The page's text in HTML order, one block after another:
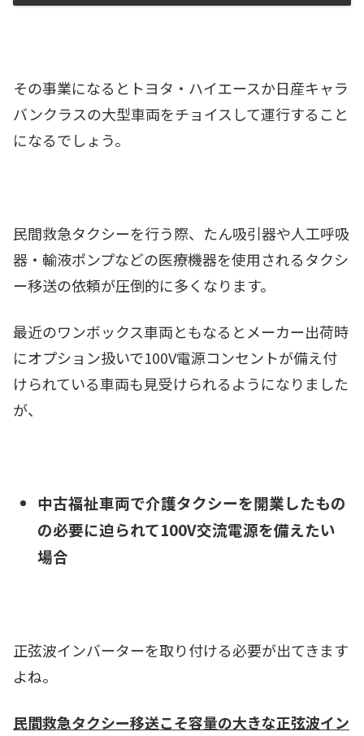
その事業になるとトヨタ・ハイエースか日産キャラ
バンクラスの大型車両をチョイスして運行すること
になるでしょう。
民間救急タクシーを行う際、たん吸引器や人工呼吸
器・輸液ポンプなどの医療機器を使用されるタクシ
ー移送の依頼が圧倒的に多くなります。
最近のワンボックス車両ともなるとメーカー出荷時
にオプション扱いで100V電源コンセントが備え付
けられている車両も見受けられるようになりました
が、
中古福祉車両で介護タクシーを開業したもの
の必要に迫られて100V交流電源を備えたい
場合
正弦波インバーターを取り付ける必要が出てきます
よね。
民間救急タクシー移送こそ容量の大きな正弦波イン